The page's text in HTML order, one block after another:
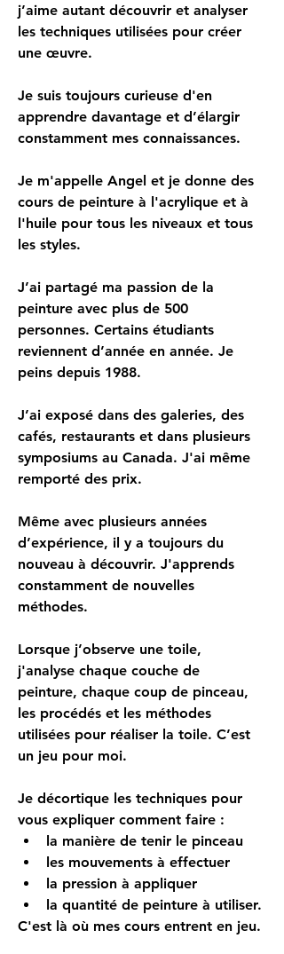
j’aime autant découvrir et analyser
les techniques utilisées pour créer
une œuvre.
Je suis toujours curieuse d'en
apprendre davantage et d’élargir
constamment mes connaissances.
Je m'appelle Angel et je donne des
cours de peinture à l'acrylique et à
l'huile pour tous les niveaux et tous
les styles.
J’ai partagé ma passion de la
peinture avec plus de 500
personnes. Certains étudiants
reviennent d’année en année. Je
peins depuis 1988.
J’ai exposé dans des galeries, des
cafés, restaurants et dans plusieurs
symposiums au Canada. J'ai même
remporté des prix.
Même avec plusieurs années
d’expérience, il y a toujours du
nouveau à découvrir. J'apprends
constamment de nouvelles
méthodes.
Lorsque j’observe une toile,
j'analyse chaque couche de
peinture, chaque coup de pinceau,
les procédés et les méthodes
utilisées pour réaliser la toile. C’est
un jeu pour moi.
Je décortique les techniques pour
vous expliquer comment faire :
la manière de tenir le pinceau
les mouvements à effectuer
la pression à appliquer
la quantité de peinture à utiliser.
C'est là où mes cours entrent en jeu.